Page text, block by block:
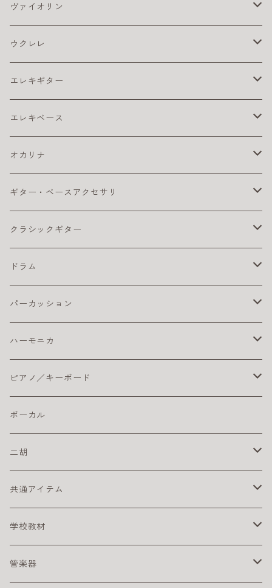
アコギ アクセサリ
アコギ チューナー
アコギ ピックアップ
楽器ケーブル
アコギ アンプ
アコギ 弦
アコギ弦 お買得パック
コーティング弦
アコギ本体
おとなにおすすめのアコギ
ライブにおすすめのアコギ
ヴァイオリン
バイオリン弦
4/4
松脂
ウクレレ
ウクレレ アクセサリ
ウクレレ チューナー
ウクレレ ピックアップ
ウクレレベース
コンサート・ウクレレ
ウクレレ初心者セット
ライブにおすすめのウクレレ
ソプラノ ウクレレ
プレゼント向きのウクレレ
初心者セット／ソプラノウクレレ
テナー・ウクレレ
エレキギター
エレキ アクセサリ
カポ
ギター チューナー
エレキ アンプ
エレキ エフェクター
エレキギター弦
エレキ弦 お買得パック
エレキギター本体
おとなにオススメのエレキギター
こどもにオススメのエレキギター
エレキベース
ベース アクセサリ
クリーナー・ワックス
その他
ベース エフェクター
ベース 弦
ベースアンプ
練習用ベースアンプ
ベース本体
ライブにおすすめのベース
初心者におすすめのベース
オカリナ
アルト
初心者におすすめのオカリナ（アルト）
ソプラノ
初心者におすすめのオカリナ
テナー
ギター・ベースアクセサリ
カポタスト
ギターチューナー
クリーナー・ワックス
ストラップ
その他
ヘッドフォン
ピック
ピックアップ
楽器ケーブル
クラシックギター
クラシック アクセサリ
ギター チューナー
クラシックギター ピックアップ
クラシックギター弦
コーティング弦
クラシックギター本体
おとなにおすすめのクラシックギター
こどもにオススメのクラシックギター
ドラム
ドラム アクセサリ
その他
ドラムセット
おすすめのドラムセット
ドラム・アクセサリー
ペダル
電子ドラム用アンプ
ドラムスティック
パーカッション
初心者におすすめ
カホン本体
カリンバ
ハーモニカ
テンホールズ（ブルースハープ）
スズキ
複音ハーモニカ
スズキ
ピアノ／キーボード
電子ピアノ／キーボード
キーボードアンプ
初心者におすすめのキーボード
ボーカル
二胡
二胡セット
初心者におすすめの二胡
共通アイテム
クリーナー
その他
学校教材
リコーダー
管楽器